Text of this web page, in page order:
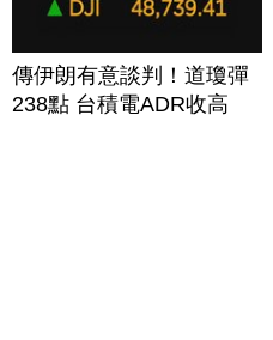
傳伊朗有意談判！道瓊彈
238點 台積電ADR收高